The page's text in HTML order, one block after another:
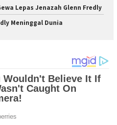
Lepas Jenazah Glenn Fredly
Meninggal Dunia